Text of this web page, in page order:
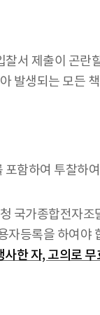
서 제출이 곤란
발생되는 모든
함하여 투찰하
국가종합전자
등록을 하여야
한 자, 고의로